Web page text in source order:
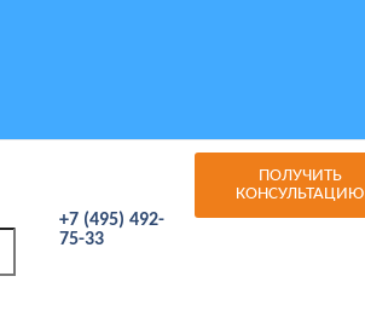
+7 (495) 492-
75-33
ПОЛУЧИТЬ
КОНСУЛЬТАЦИЮ